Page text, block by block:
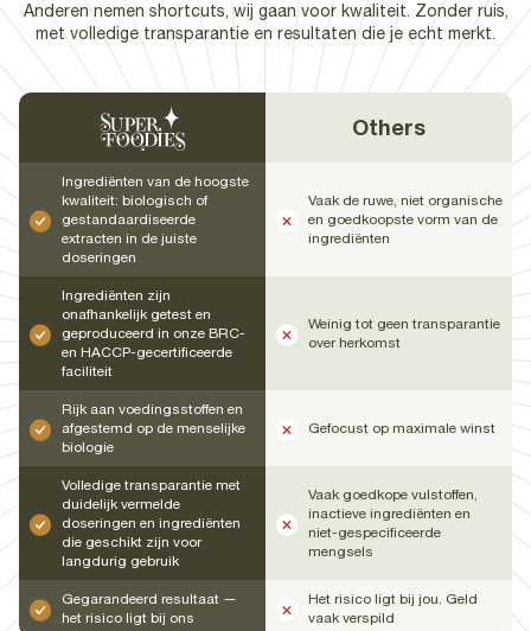
Anderen nemen shortcuts, wij gaan voor kwaliteit. Zonder ruis,
met volledige transparantie en resultaten die je echt merkt.
Others
Ingrediënten van de hoogste
kwaliteit: biologisch of
gestandaardiseerde
extracten in de juiste
doseringen
Vaak de ruwe, niet organische
en goedkoopste vorm van de
ingrediënten
Ingrediënten zijn
onafhankelijk getest en
geproduceerd in onze BRC-
en HACCP-gecertificeerde
faciliteit
Weinig tot geen transparantie
over herkomst
Rijk aan voedingsstoffen en
afgestemd op de menselijke
biologie
Gefocust op maximale winst
Volledige transparantie met
duidelijk vermelde
doseringen en ingrediënten
die geschikt zijn voor
langdurig gebruik
Vaak goedkope vulstoffen,
inactieve ingrediënten en
niet-gespecificeerde
mengsels
Gegarandeerd resultaat —
het risico ligt bij ons
Het risico ligt bij jou. Geld
vaak verspild